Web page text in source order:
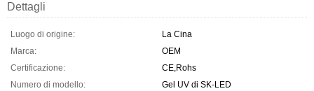
Dettagli
Luogo di origine:
La Cina
Marca:
OEM
Certificazione:
CE,Rohs
Numero di modello:
Gel UV di SK-LED